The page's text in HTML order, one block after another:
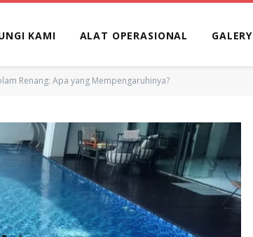
KAMI ALAT OPERASIONAL GALERY
Renang: Apa yang Mempengaruhinya?